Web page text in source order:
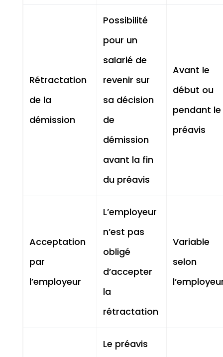
Rétractation
de la
démission
Possibilité
pour un
salarié de
revenir sur
sa décision
de
démission
avant la fin
du préavis
Avant le
début ou
pendant le
préavis
Acceptation
par
l’employeur
L’employeur
n’est pas
obligé
d’accepter
la
rétractation
Variable
selon
Le préavis